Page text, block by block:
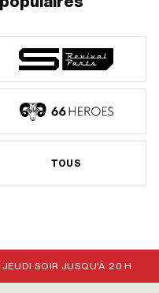
TOUS
JEUDI SOIR JUSQU'À 20 H